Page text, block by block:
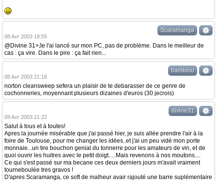
Scaramanga
08 Avr 2003 19:55
@Divine 31>Je l'ai lancé sur mon PC, pas de probléme. Dans le meilleur de
cas : ça vire. Dans le pire : ça fait rien...
bambino
08 Avr 2003 21:16
norton cleansweep sefera un plaisir de te debarasser de ce genre de
cochonneries, moyennant plusieurs dizaines d'euros (30 jecrois)
divine31
09 Avr 2003 21:22
Salut à tous et à toutes!
Apres la journée misérable que j'ai passé hier, je suis allée prendre l'air à la
foire de Toulouse, pour me changer les idées..et j'ai un peu vidé mon porte
monnaie...un tire bouchon genial du tonnerre pour les amateurs de vin, et de
quoi ouvrir les huitres avec le petit doigt.....Mais revenons à nos moutons....
Ce qui s'est passé sur ma becane ces deux derniers jours m'avait vraiment
tourneboulée tres gravos !
D'apres Scaramanga, ce soft de malheur avair rajouté une barre suplémentaire